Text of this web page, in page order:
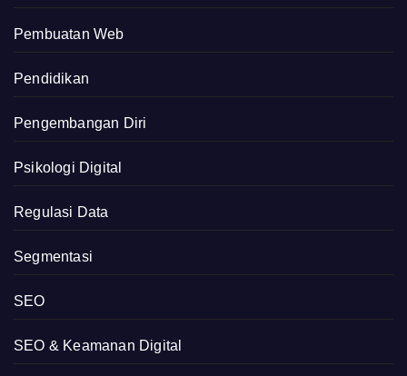
Pembuatan Web
Pendidikan
Pengembangan Diri
Psikologi Digital
Regulasi Data
Segmentasi
SEO
SEO & Keamanan Digital